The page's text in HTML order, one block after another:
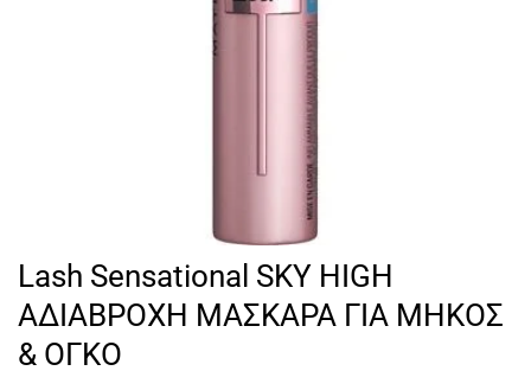
Lash Sensational SKY HIGH
ΑΔΙΑΒΡΟΧΗ ΜΑΣΚΑΡΑ ΓΙΑ ΜΗΚΟΣ
& ΟΓΚΟ